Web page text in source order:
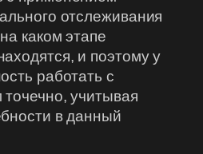
отслеживания
каком этапе
и поэтому у
работать с
учитывая
в данный